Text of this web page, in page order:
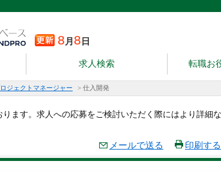
8 月 8 日
求人検索 転職お
ジェクトマネージャー > 仕入開発
ます。求人への応募をご検討いただく際にはより詳細
メールで送る 印刷する